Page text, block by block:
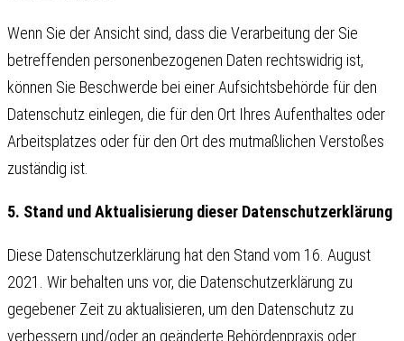
Wenn Sie der Ansicht sind, dass die Verarbeitung der Sie
betreffenden personenbezogenen Daten rechtswidrig ist,
können Sie Beschwerde bei einer Aufsichtsbehörde für den
Datenschutz einlegen, die für den Ort Ihres Aufenthaltes oder
Arbeitsplatzes oder für den Ort des mutmaßlichen Verstoßes
zuständig ist.
5. Stand und Aktualisierung dieser Datenschutzerklärung
Diese Datenschutzerklärung hat den Stand vom 16. August
2021. Wir behalten uns vor, die Datenschutzerklärung zu
gegebener Zeit zu aktualisieren, um den Datenschutz zu
verbessern und/oder an geänderte Behördenpraxis oder